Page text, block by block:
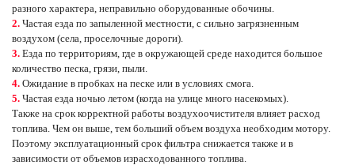
разного характера, неправильно оборудованные обочины.
Частая езда по запыленной местности, с сильно загрязненным
воздухом (села, проселочные дороги).
Езда по территориям, где в окружающей среде находится большое
количество песка, грязи, пыли.
Ожидание в пробках на песке или в условиях смога.
Частая езда ночью летом (когда на улице много насекомых).
Также на срок корректной работы воздухоочистителя влияет расход
топлива. Чем он выше, тем больший объем воздуха необходим мотору.
Поэтому эксплуатационный срок фильтра снижается также и в
зависимости от объемов израсходованного топлива.